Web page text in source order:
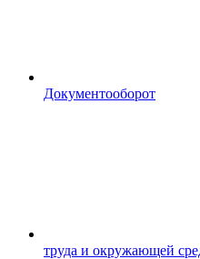
Документооборот
труда и окружающей